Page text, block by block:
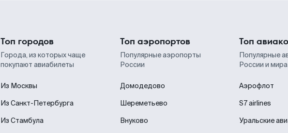
Топ городов
Города, из которых чаще
покупают авиабилеты
Из Москвы
Из Санкт-Петербурга
Из Стамбула
Топ аэропортов
Популярные аэропорты
России
Домодедово
Шереметьево
Внуково
Топ
Популярные
России и мира
Аэрофлот
S7 airlines
Уральские